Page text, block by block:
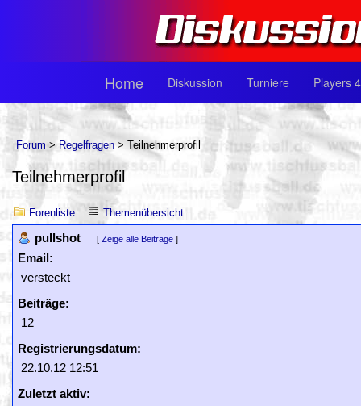
Home Diskussion Turniere Players
Forum > Regelfragen > Teilnehmerprofil
Teilnehmerprofil
Forenliste Themenübersicht
pullshot [ Zeige alle Beiträge ]
Email:
versteckt
Beiträge:
12
Registrierungsdatum:
22.10.12 12:51
Zuletzt aktiv: